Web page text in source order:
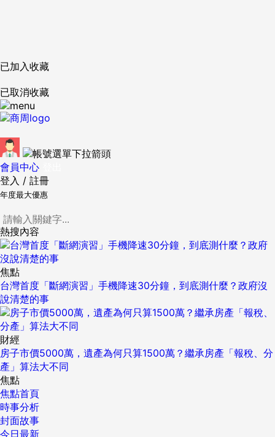
已加入收藏
已取消收藏
會員中心
登入 / 註冊
年度最大優惠
熱搜內容
焦點
台灣首度「斷網演習」手機降速30分鐘，到底測什麼？政府沒
說清楚的事
財經
房子市價5000萬，遺產為何只算1500萬？繼承房產「報稅、分
產」算法大不同
焦點
焦點首頁
時事分析
封面故事
今日最新